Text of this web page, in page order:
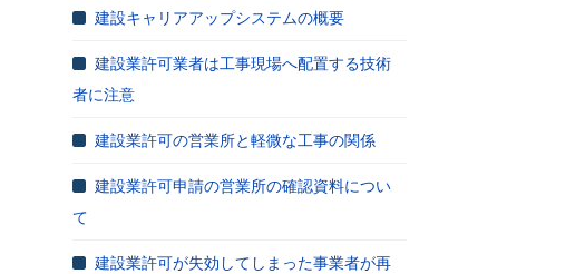
建設キャリアアップシステムの概要
建設業許可業者は工事現場へ配置する技術
者に注意
建設業許可の営業所と軽微な工事の関係
建設業許可申請の営業所の確認資料につい
て
建設業許可が失効してしまった事業者が再